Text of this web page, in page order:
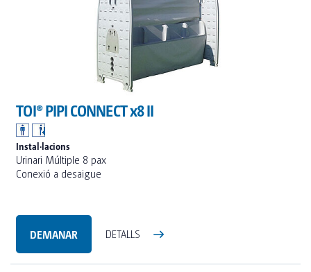
TOI® PIPI CONNECT x8 II
Instal·lacions
Urinari Múltiple 8 pax
Conexió a desaigue
DEMANAR DETALLS